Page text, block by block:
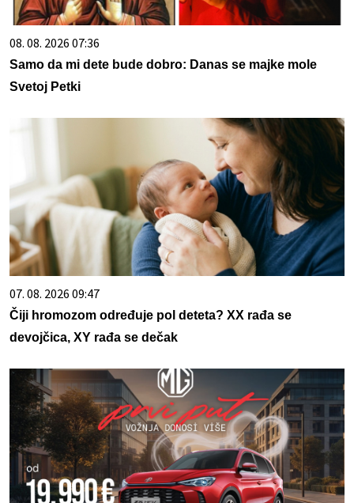
08. 08. 2026 07:36
Samo da mi dete bude dobro: Danas se majke mole
Svetoj Petki
07. 08. 2026 09:47
Čiji hromozom određuje pol deteta? XX rađa se
devojčica, XY rađa se dečak